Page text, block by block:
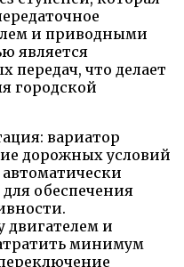
и приводными
является
передач, что делает
городской
вариатор
дорожных условий
обеспечения
двигателем и
минимум